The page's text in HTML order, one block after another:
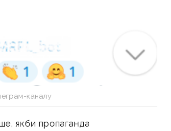
каналу
якби пропаганда